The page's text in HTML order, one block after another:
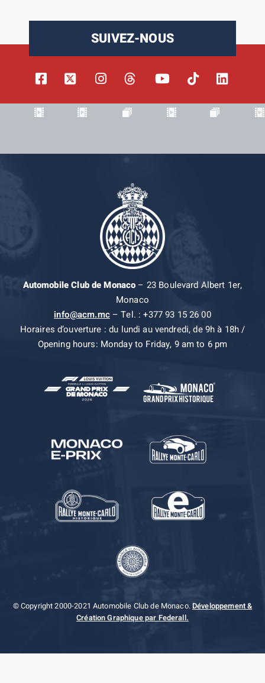
SUIVEZ-NOUS
Automobile Club de Monaco– 23 Boulevard Albert 1er,
Monaco
info@acm.mc– Tel. : +377 93 15 26 00
Horaires d’ouverture : du lundi au vendredi, de 9h à 18h /
Opening hours: Monday to Friday, 9 am to 6 pm
© Copyright 2000-2021 Automobile Club de Monaco.Développement &
Création Graphique par Federall.